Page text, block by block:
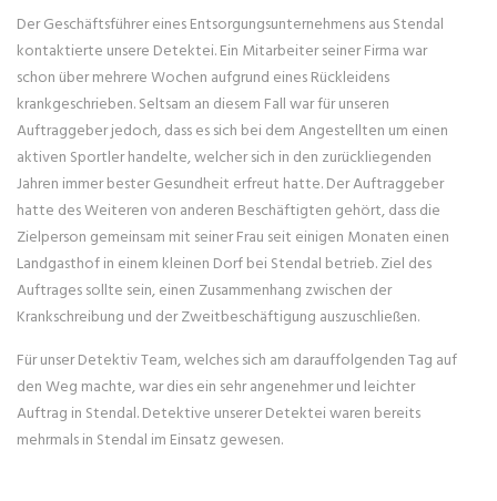
Der Geschäftsführer eines Entsorgungsunternehmens aus Stendal
kontaktierte unsere Detektei. Ein Mitarbeiter seiner Firma war
schon über mehrere Wochen aufgrund eines Rückleidens
krankgeschrieben. Seltsam an diesem Fall war für unseren
Auftraggeber jedoch, dass es sich bei dem Angestellten um einen
aktiven Sportler handelte, welcher sich in den zurückliegenden
Jahren immer bester Gesundheit erfreut hatte. Der Auftraggeber
hatte des Weiteren von anderen Beschäftigten gehört, dass die
Zielperson gemeinsam mit seiner Frau seit einigen Monaten einen
Landgasthof in einem kleinen Dorf bei Stendal betrieb. Ziel des
Auftrages sollte sein, einen Zusammenhang zwischen der
Krankschreibung und der Zweitbeschäftigung auszuschließen.
Für unser Detektiv Team, welches sich am darauffolgenden Tag auf
den Weg machte, war dies ein sehr angenehmer und leichter
Auftrag in Stendal. Detektive unserer Detektei waren bereits
mehrmals in Stendal im Einsatz gewesen.